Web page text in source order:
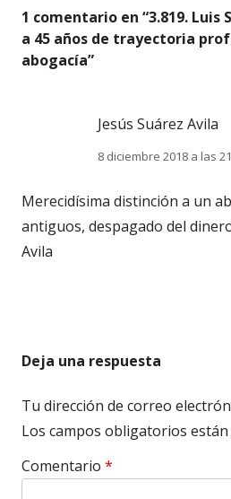
1 comentario en “3.819. Luis
a 45 años de trayectoria
abogacía”
Jesús Suárez Avila
8 diciembre 2018 a las
Merecidísima distinción a un
antiguos, despagado del
Avila
Deja una respuesta
Tu dirección de correo
Los campos obligatorios
Comentario *